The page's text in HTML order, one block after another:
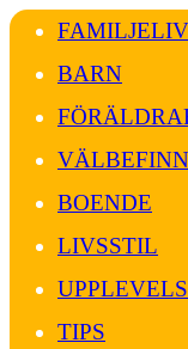
FAMILJELIV
BARN
BOENDE
LIVSSTIL
TIPS